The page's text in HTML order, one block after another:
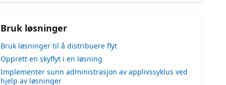
Bruk løsninger
Bruk løsninger til å distribuere flyt
Opprett en skyflyt i en løsning
Implementer sunn administrasjon av applivssyklus ved
hjelp av løsninger